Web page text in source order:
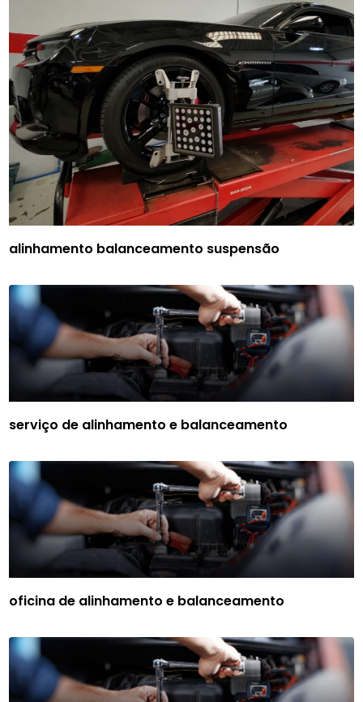
alinhamento balanceamento suspensão
serviço de alinhamento e balanceamento
oficina de alinhamento e balanceamento